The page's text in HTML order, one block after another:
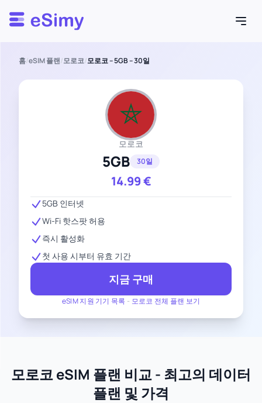
Esimy
홈/eSIM 플랜/모로코/모로코 – 5GB – 30일
모로코
5GB 30일
14.99€
eSIM 지원 기기 목록 - 모로코 전체 플랜 보기
5GB 인터넷
Wi-Fi 핫스팟 허용
즉시 활성화
첫 사용 시부터 유효 기간
지금 구매
모로코 eSIM 플랜 비교 - 최고의 데이터
플랜 및 가격